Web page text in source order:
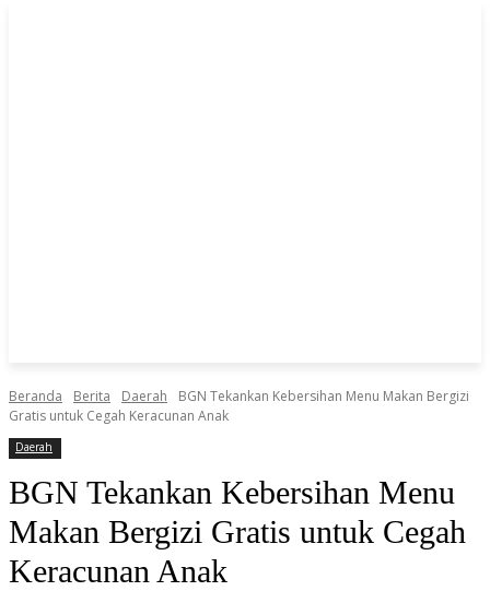
Beranda Berita Daerah
BGN Tekankan Kebersihan Menu Makan Bergizi
Gratis untuk Cegah Keracunan Anak
Daerah
BGN Tekankan Kebersihan Menu
Makan Bergizi Gratis untuk Cegah
Keracunan Anak